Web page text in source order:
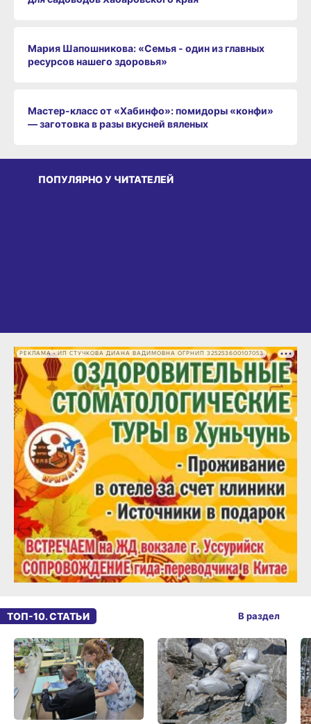
Мария Шапошникова: «Семья - один из главных
ресурсов нашего здоровья»
Мастер-класс от «Хабинфо»: помидоры «конфи»
— заготовка в разы вкусней вяленых
ПОПУЛЯРНО У ЧИТАТЕЛЕЙ
РЕКЛАМА • ИП СТУЧКОВА ДИАНА ВАДИМОВНА ОГРНИП 325253600107053
ТОП-10. СТАТЬИ В раздел